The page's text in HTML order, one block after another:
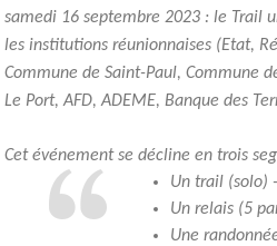
samedi 16 septembre 2023 : le Trail
les institutions réunionnaises (Etat,
Commune de Saint-Paul, Commune
Le Port, AFD, ADEME, Banque des
Cet événement se décline en trois
Un trail (solo)
Un relais (5
Une